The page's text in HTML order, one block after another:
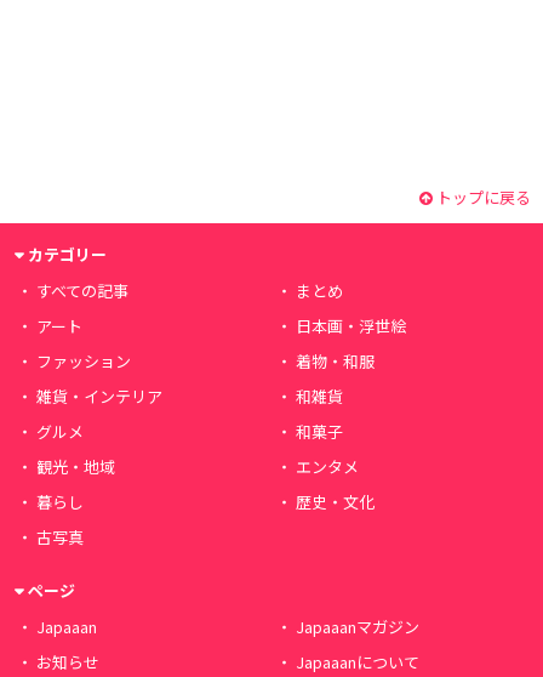
トップに戻る
カテゴリー
すべての記事
まとめ
アート
日本画・浮世絵
ファッション
着物・和服
雑貨・インテリア
和雑貨
グルメ
和菓子
観光・地域
エンタメ
暮らし
歴史・文化
古写真
ページ
Japaaan
Japaaanマガジン
お知らせ
Japaaanについて